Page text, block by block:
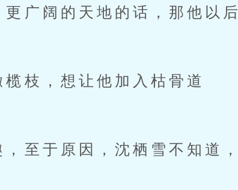
阔的天地的话，那他以后
，想让他加入枯骨道
于原因，沈栖雪不知道，